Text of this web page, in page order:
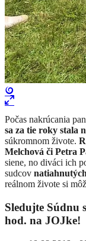
​Počas nakrúcania
sa za tie roky stala
súkromnom živote.
Melchová či Petra
siene, no diváci ich
sudcov
reálnom živote si
Sledujte Súdnu
hod. na JOJke!